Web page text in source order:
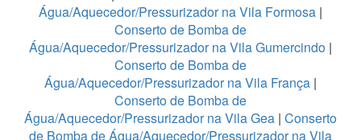
Água/Aquecedor/Pressurizador na Vila Formosa |
Conserto de Bomba de
Água/Aquecedor/Pressurizador na Vila Gumercindo |
Conserto de Bomba de
Água/Aquecedor/Pressurizador na Vila França |
Conserto de Bomba de
Água/Aquecedor/Pressurizador na Vila Gea | Conserto
de Bomba de Água/Aquecedor/Pressurizador na Vila